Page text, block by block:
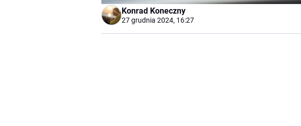
Konrad Koneczny
27 grudnia 2024, 16:27